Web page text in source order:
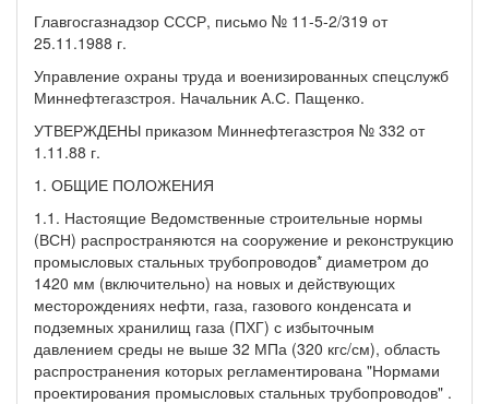
Главгосгазнадзор СССР, письмо № 11-5-2/319 от
25.11.1988 г.
Управление охраны труда и военизированных спецслужб
Миннефтегазстроя. Начальник А.С. Пащенко.
УТВЕРЖДЕНЫ приказом Миннефтегазстроя № 332 от
1.11.88 г.
1. ОБЩИЕ ПОЛОЖЕНИЯ
1.1. Настоящие Ведомственные строительные нормы
(ВСН) распространяются на сооружение и реконструкцию
промысловых стальных трубопроводов* диаметром до
1420 мм (включительно) на новых и действующих
месторождениях нефти, газа, газового конденсата и
подземных хранилищ газа (ПХГ) с избыточным
давлением среды не выше 32 МПа (320 кгс/см), область
распространения которых регламентирована "Нормами
проектирования промысловых стальных трубопроводов" .